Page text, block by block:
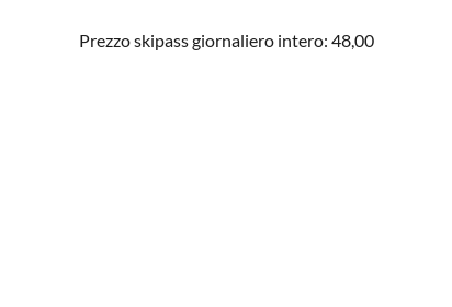
Prezzo skipass giornaliero intero: 48,00